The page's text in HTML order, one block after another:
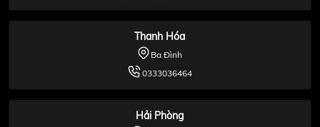
Thanh Hóa
Ba Đình
0333036464
Hải Phòng